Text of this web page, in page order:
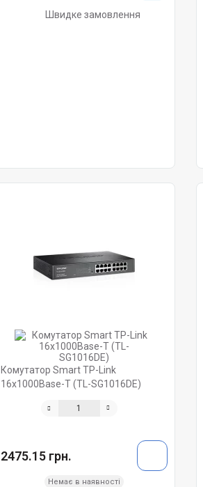
Швидке замовлення
Комутатор Smart TP-Link
16х1000Base-Т (TL-SG1016DE)
2475.15 грн.
Немає в наявності